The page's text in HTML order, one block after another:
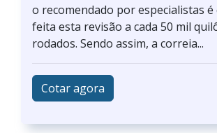
o recomendado por especialistas é
feita esta revisão a cada 50 mil
rodados. Sendo assim, a correia...
Cotar agora